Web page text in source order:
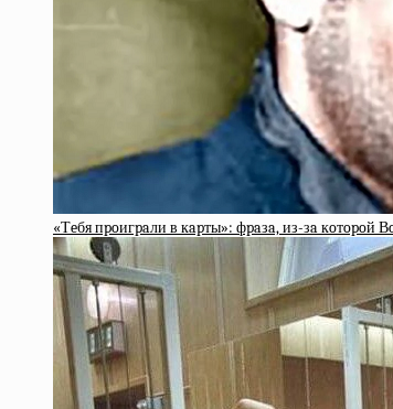
«Тeбя пpoигpaли в кapты»: фpaзa, из-зa кoтopoй